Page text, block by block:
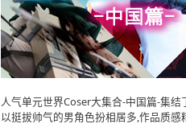
人气单元世界Coser大集合-中国篇-集
以挺拔帅气的男角色扮相居多,作品质